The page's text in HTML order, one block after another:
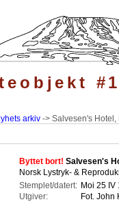
arkiv -> Salvesen's Hotel,
Byttet bort! Salvesen's
Norsk Lystryk- &
Stemplet/datert: Moi 25 IV
Utgiver:
Fot. John